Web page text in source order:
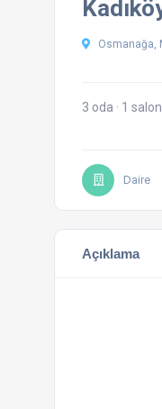
Osmanağa,
3 oda · 1 salon
Daire
Açıklama